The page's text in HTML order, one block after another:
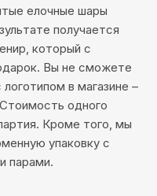
елочные шары
получается
который с
Вы не сможете
в магазине –
одного
Кроме того, мы
упаковку с
парами.